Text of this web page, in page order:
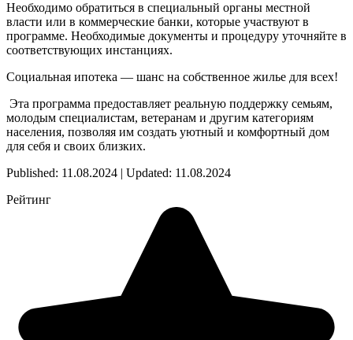
Необходимо обратиться в специальный органы местной
власти или в коммерческие банки, которые участвуют в
программе. Необходимые документы и процедуру уточняйте в
соответствующих инстанциях.
Социальная ипотека — шанс на собственное жилье для всех!
Эта программа предоставляет реальную поддержку семьям,
молодым специалистам, ветеранам и другим категориям
населения, позволяя им создать уютный и комфортный дом
для себя и своих близких.
Published: 11.08.2024 | Updated: 11.08.2024
Рейтинг